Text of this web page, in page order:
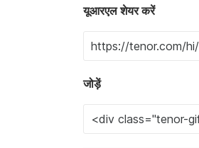
यूआरएल शेयर करें
जोड़ें